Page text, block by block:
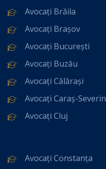
Avocați Brăila
Avocați Brașov
Avocați București
Avocați Buzău
Avocați Călărași
Avocați Caraș-Severin
Avocați Cluj
Avocați Constanța